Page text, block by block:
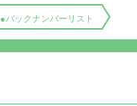
●バックナンバーリスト